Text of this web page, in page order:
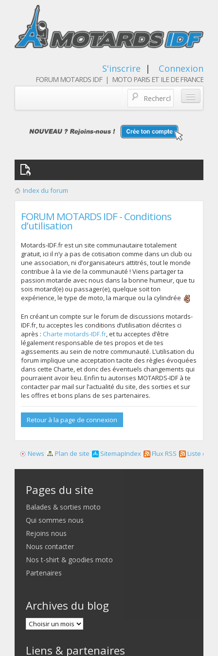
S'inscrire | Connexion
FORUM MOTARDS IDF | MOTO PARIS ET ILE DE FRANCE
Qui sommes nous
Les membres
Index du forum
FORUM MOTARDS IDF - Conditions
d’utilisation
Motards-IDF.fr est un site communautaire totalement
gratuit, ici il n’y a pas de cotisation comme dans un club ou
une association, ni d’organisateurs attitrés, tout le monde
contribue à la vie de la communauté ! Viens partager ta
passion motarde avec nous dans la bonne humeur, que tu
sois motard(e) ou passager(e), quelque soit ton
expérience, le type de moto, la marque ou la cylindrée
En créant un compte sur le forum de discussions motards-
IDF.fr, tu acceptes les conditions d’utilisation décrites ci
après : Charte motards-IDF.fr, et tu acceptes d’être
légalement responsable de tes propos et de tes
agissements au sein de notre communauté. L’utilisation du
forum implique une acceptation tacite des règles évoquées
dans cette Charte, et donc des éventuels changements qui
pourraient avoir lieu. Enfin tu autorises MOTARDS-IDF à te
contacter par mail sur l’actualité du site, des sorties et sur
les offres et bons plans de ses partenaires.
Retour à la page de connexion
News Plan de site SitemapIndex Flux RSS Liste des
Pages du site
Balades & sorties moto
Qui sommes nous
Rejoins nous
Nous contacter
Nos t-shirt & goodies moto
Partenaires
Archives du blog
Liens & partenaires